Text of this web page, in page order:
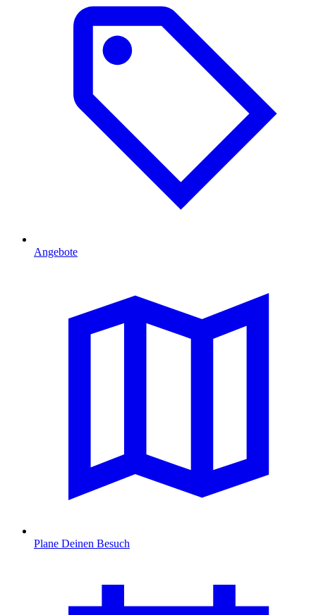
Angebote
Plane Deinen Besuch